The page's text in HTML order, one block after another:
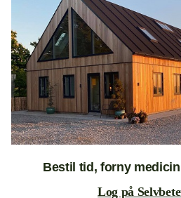
Bestil tid, forny
Log på